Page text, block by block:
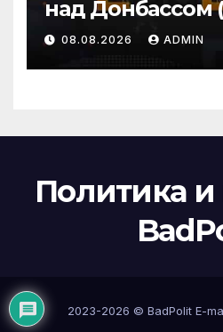
над Донбассом
08.08.2026 ADMIN
Политика и
2023-2026 © BadPolit E-